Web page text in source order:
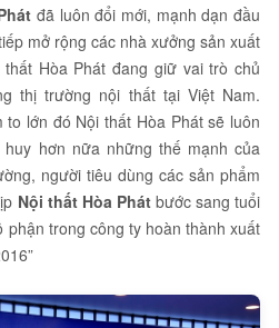
đã luôn đổi mới, mạnh dạn đầu
mở rộng các nhà xưởng sản xuất
Hòa Phát đang giữ vai trò chủ
thị trường nội thất tại Việt Nam.
lớn đó Nội thất Hòa Phát sẽ luôn
hơn nữa những thế mạnh của
người tiêu dùng các sản phẩm
Nội thất Hòa Phátbước sang tuổi
phận trong công ty hoàn thành xuất